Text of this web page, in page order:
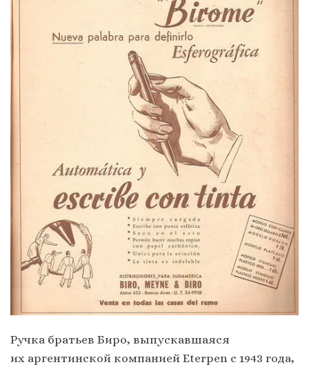
Ручка братьев Биро, выпускавшаяся
их аргентинской компанией Eterpen с 1943 года,